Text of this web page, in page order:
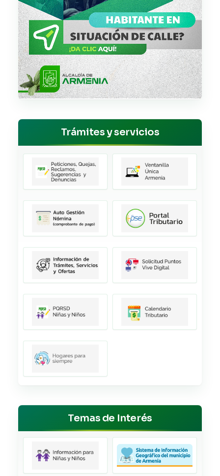
Trámites y servicios
Temas de Interés